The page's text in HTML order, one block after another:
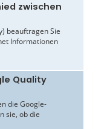
zwischen
beauftragen Sie
Informationen
Quality
die Google-
sie, ob die